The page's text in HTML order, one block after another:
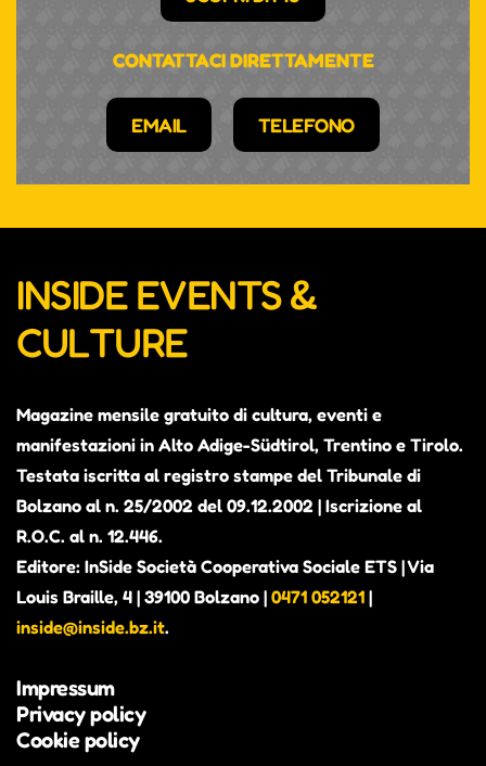
CONTATTACI DIRETTAMENTE
EMAIL TELEFONO
INSIDE EVENTS &
CULTURE
Magazine mensile gratuito di cultura, eventi e
manifestazioni in Alto Adige-Südtirol, Trentino e Tirolo.
Testata iscritta al registro stampe del Tribunale di
Bolzano al n. 25/2002 del 09.12.2002 | Iscrizione al
R.O.C. al n. 12.446.
Editore: InSide Società Cooperativa Sociale ETS | Via
Louis Braille, 4 | 39100 Bolzano | 0471 052121 |
inside@inside.bz.it.
Impressum
Privacy policy
Cookie policy